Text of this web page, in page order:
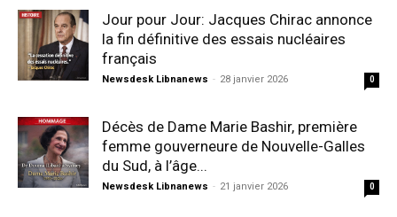
Jour pour Jour: Jacques Chirac annonce
la fin définitive des essais nucléaires
français
Newsdesk Libnanews - 28 janvier 2026 0
Décès de Dame Marie Bashir, première
femme gouverneure de Nouvelle-Galles
du Sud, à l’âge...
Newsdesk Libnanews - 21 janvier 2026 0